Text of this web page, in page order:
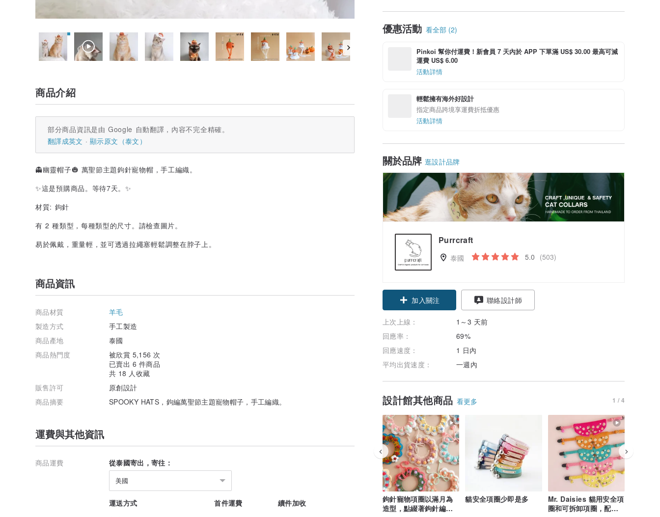
優惠活動 看全部 (2)
Pinkoi 幫你付運費！新會員 7 天內於 APP 下單滿 US$ 30.00 最高可減
運費 US$ 6.00
活動詳情
輕鬆擁有海外好設計
指定商品跨境享運費折抵優惠
活動詳情
關於品牌 逛設計品牌
Purrcraft
泰國 5.0 (503)
加入關注 聯絡設計師
上次上線：
1～3 天前
回應率：
69%
回應速度：
1 日內
平均出貨速度：
一週內
設計館其他商品 看更多 1 / 4
鉤針寵物項圈以滿月為
造型，點綴著鉤針編織
貓安全項圈少即是多
Mr. Daisies 貓用安全項
圈和可拆卸項圈，配有
商品介紹
部分商品資訊是由 Google 自動翻譯，內容不完全精確。
翻譯成英文
顯示原文（泰文）
👻幽靈帽子🎃 萬聖節主題鉤針寵物帽，手工編織。
✨️這是預購商品。等待7天。✨️
材質: 鉤針
有 2 種類型，每種類型的尺寸。請檢查圖片。
易於佩戴，重量輕，並可透過拉繩塞輕鬆調整在脖子上。
商品資訊
商品材質
羊毛
製造方式
手工製造
商品產地
泰國
商品熱門度
被欣賞 5,156 次
已賣出 6 件商品
共 18 人收藏
販售許可
原創設計
商品摘要
SPOOKY HATS，鉤編萬聖節主題寵物帽子，手工編織。
運費與其他資訊
商品運費 從泰國寄出，寄往：
美國
運送方式 首件運費
續件加收